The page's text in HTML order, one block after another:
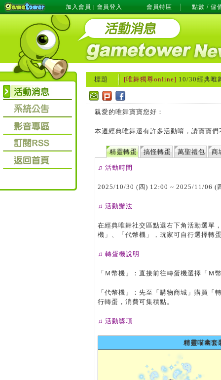
加入會員 | 會員登入 會員特區 點數 / 儲
標題 [唯舞獨尊online] 10/30經典唯
親愛的唯舞寶寶您好：
本週經典唯舞還有許多活動唷，請寶寶
精靈轉蛋 搞怪轉蛋 萬聖禮包 商
♫ 活動時間
2025/10/30 (四) 12:00 ~ 2025/11/06 (
♫ 活動辦法
在經典唯舞社交區點選右下角活動選單
機」、「代幣機」，玩家可自行選擇轉
♫ 轉蛋機說明
「Ｍ幣機」：直接前往轉蛋機選擇「Ｍ
「代幣機」：先至「購物商城」購買
行轉蛋，消費可集積點。
♫ 活動獎項
精靈喵幽套